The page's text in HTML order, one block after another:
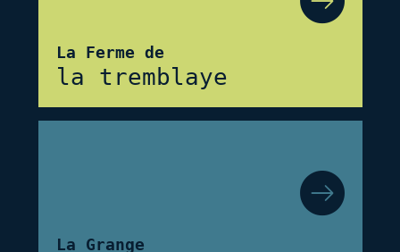
La Ferme de
la tremblaye
La Grange